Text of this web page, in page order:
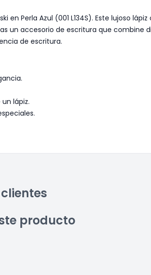
en Perla Azul (001 L134S). Este lujoso
un accesorio de escritura que
de escritura.
lápiz.
producto